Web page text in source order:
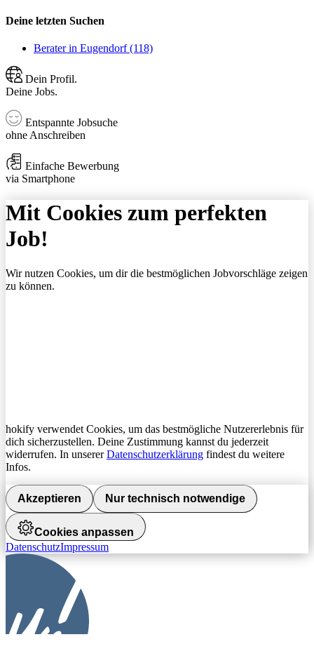
Deine letzten Suchen
Berater in Eugendorf (118)
Dein Profil.
Deine Jobs.
Entspannte Jobsuche
ohne Anschreiben
Einfache Bewerbung
via Smartphone
Mit Cookies zum perfekten
Job!
Wir nutzen Cookies, um dir die bestmöglichen Jobvorschläge zeigen
zu können.
hokify verwendet Cookies, um das bestmögliche Nutzererlebnis für
dich sicherzustellen. Deine Zustimmung kannst du jederzeit
widerrufen. In unsererDatenschutzerklärung findest du weitere
Infos.
Akzeptieren Nur technisch notwendige
Cookies anpassen
DatenschutzImpressum